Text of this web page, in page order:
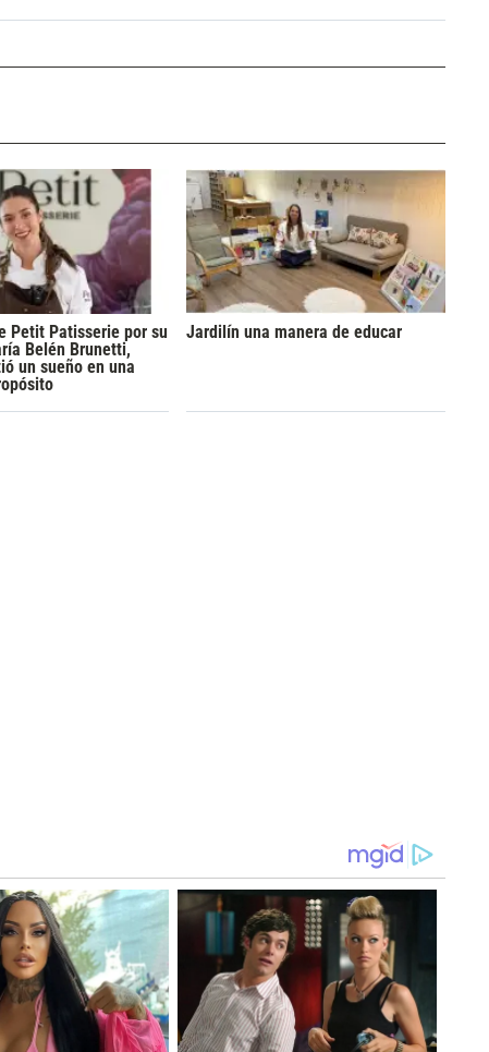
Petit Patisserie por su
Belén Brunetti,
un sueño en una
Jardilín una manera de educar